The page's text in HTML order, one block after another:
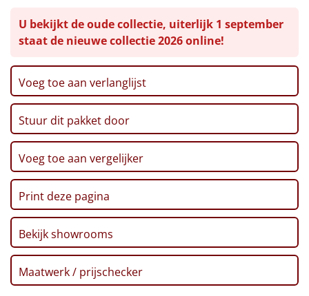
Alle thema's
Artikel
Hitster NIEUW
Pizzarette
Tas
Wake up light
NIEUW
Borrelplank
Warmtekussen
NIEUW
Slowcooker POPULAIR
Cookie, 'Choco & Hazelnoot', 135 gr
Verpakt in een feestelijke kerstdoos
U bekijkt de oude collectie, uiterlijk 1 september
staat de nieuwe collectie 2026 online!
Voeg toe aan verlanglijst
Stuur dit pakket door
Voeg toe aan vergelijker
Print deze pagina
Bekijk showrooms
Maatwerk / prijschecker